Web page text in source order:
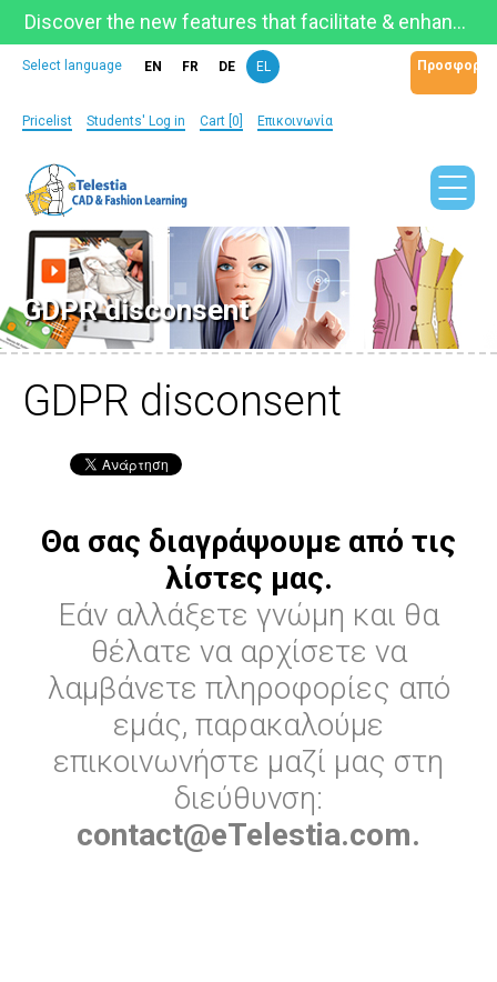
Discover the new features that facilitate & enhance learning on the newly updated Telestia Learning Space!
Προσφορά
Select language EN FR DE EL
Pricelist Students' Log in Cart [0] Επικοινωνία
GDPR disconsent
GDPR disconsent
Θα σας διαγράψουμε από τις
λίστες μας.
Εάν αλλάξετε γνώμη και θα
θέλατε να αρχίσετε να
λαμβάνετε πληροφορίες από
εμάς, παρακαλούμε
επικοινωνήστε μαζί μας στη
διεύθυνση:
contact@eTelestia.com.